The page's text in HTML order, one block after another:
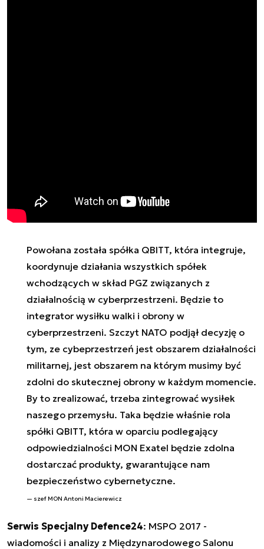
Powołana została spółka QBITT, która integruje,
koordynuje działania wszystkich spółek
wchodzących w skład PGZ związanych z
działalnością w cyberprzestrzeni. Będzie to
integrator wysiłku walki i obrony w
cyberprzestrzeni. Szczyt NATO podjął decyzję o
tym, ze cybeprzestrzeń jest obszarem działalności
militarnej, jest obszarem na którym musimy być
zdolni do skutecznej obrony w każdym momencie.
By to zrealizować, trzeba zintegrować wysiłek
naszego przemysłu. Taka będzie właśnie rola
spółki QBITT, która w oparciu podlegający
odpowiedzialności MON Exatel będzie zdolna
dostarczać produkty, gwarantujące nam
bezpieczeństwo cybernetyczne.
szef MON Antoni Macierewicz
Serwis Specjalny Defence24: MSPO 2017 -
wiadomości i analizy z Międzynarodowego Salonu